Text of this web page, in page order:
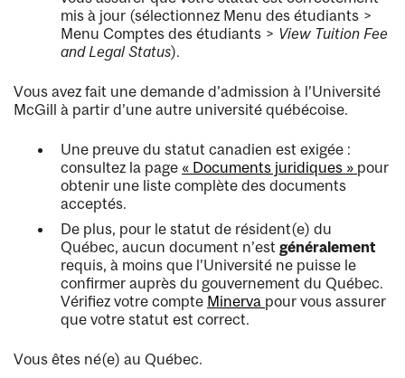
mis à jour (sélectionnez Menu des étudiants >
Menu Comptes des étudiants > View Tuition Fee
and Legal Status).
Vous avez fait une demande d’admission à l’Université
McGill à partir d’une autre université québécoise.
Une preuve du statut canadien est exigée :
consultez la page « Documents juridiques » pour
obtenir une liste complète des documents
acceptés.
De plus, pour le statut de résident(e) du
Québec, aucun document n’est généralement
requis, à moins que l’Université ne puisse le
confirmer auprès du gouvernement du Québec.
Vérifiez votre compte Minerva pour vous assurer
que votre statut est correct.
Vous êtes né(e) au Québec.